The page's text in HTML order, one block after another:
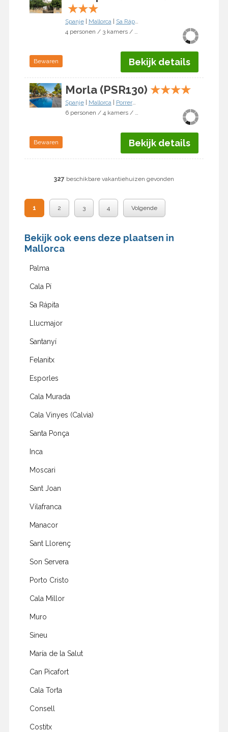
★★★
Spanje| Mallorca| Sa Rápita
4 personen / 3 kamers / 2 slaapkamers
Bewaren Bekijk details
Morla (PSR130) ★★★★
Spanje| Mallorca| Porreres
6 personen / 4 kamers / 3 slaapkamers
Bewaren Bekijk details
327beschikbare vakantiehuizen gevonden
1 2 3 4 Volgende
Bekijk ook eens deze plaatsen in
Mallorca
Palma
Cala Pí
Sa Rápita
Llucmajor
Santanyí
Felanitx
Esporles
Cala Murada
Cala Vinyes (Calvia)
Santa Ponça
Inca
Moscari
Sant Joan
Vilafranca
Manacor
Sant Llorenç
Son Servera
Porto Cristo
Cala Millor
Muro
Sineu
María de la Salut
Can Picafort
Cala Torta
Consell
Costitx